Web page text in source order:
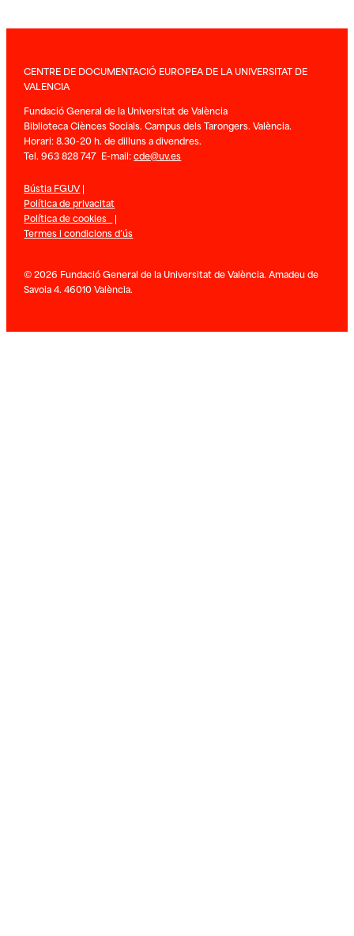
CENTRE DE DOCUMENTACIÓ EUROPEA DE LA UNIVERSITAT DE
VALENCIA
Fundació General de la Universitat de València
Biblioteca Ciènces Socials. Campus dels Tarongers. València.
Horari: 8.30-20 h. de dilluns a divendres.
Tel. 963 828 747 E-mail:cde@uv.es
Bústia FGUV|
Política de privacitat
Política de cookies |
Termes i condicions d’ús
© 2026 Fundació General de la Universitat de València. Amadeu de
Savoia 4. 46010 València.